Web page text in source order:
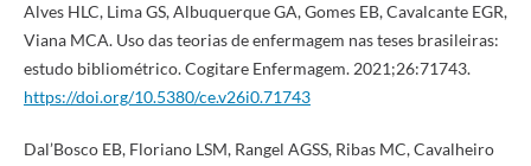
Alves HLC, Lima GS, Albuquerque GA, Gomes EB, Cavalcante EGR,
Viana MCA. Uso das teorias de enfermagem nas teses brasileiras:
estudo bibliométrico. Cogitare Enfermagem. 2021;26:71743.
https://doi.org/10.5380/ce.v26i0.71743
Dal’Bosco EB, Floriano LSM, Rangel AGSS, Ribas MC, Cavalheiro